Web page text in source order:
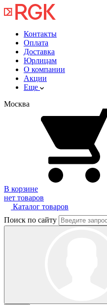
Контакты
Оплата
Доставка
Юрлицам
О компании
Акции
Еще
Москва
В корзине
нет товаров
Каталог товаров
Поиск по сайту